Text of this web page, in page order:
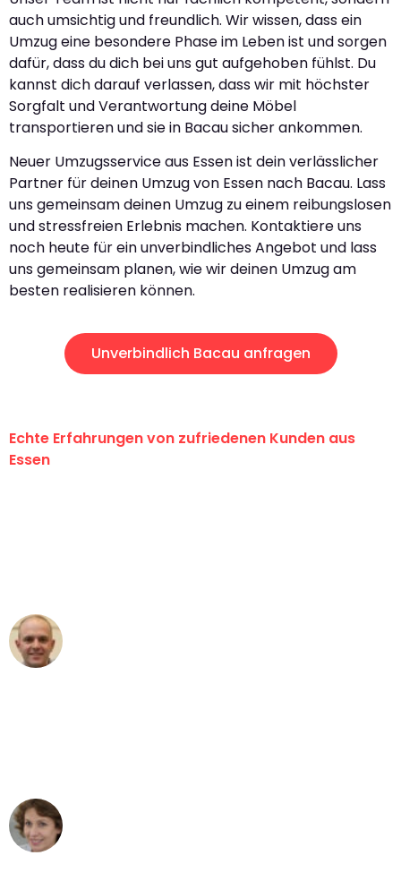
auch umsichtig und freundlich. Wir wissen, dass ein
Umzug eine besondere Phase im Leben ist und sorgen
dafür, dass du dich bei uns gut aufgehoben fühlst. Du
kannst dich darauf verlassen, dass wir mit höchster
Sorgfalt und Verantwortung deine Möbel
transportieren und sie in Bacau sicher ankommen.
Neuer Umzugsservice aus Essen ist dein verlässlicher
Partner für deinen Umzug von Essen nach Bacau. Lass
uns gemeinsam deinen Umzug zu einem reibungslosen
und stressfreien Erlebnis machen. Kontaktiere uns
noch heute für ein unverbindliches Angebot und lass
uns gemeinsam planen, wie wir deinen Umzug am
besten realisieren können.
Unverbindlich Bacau anfragen
Echte Erfahrungen von zufriedenen Kunden aus
Essen